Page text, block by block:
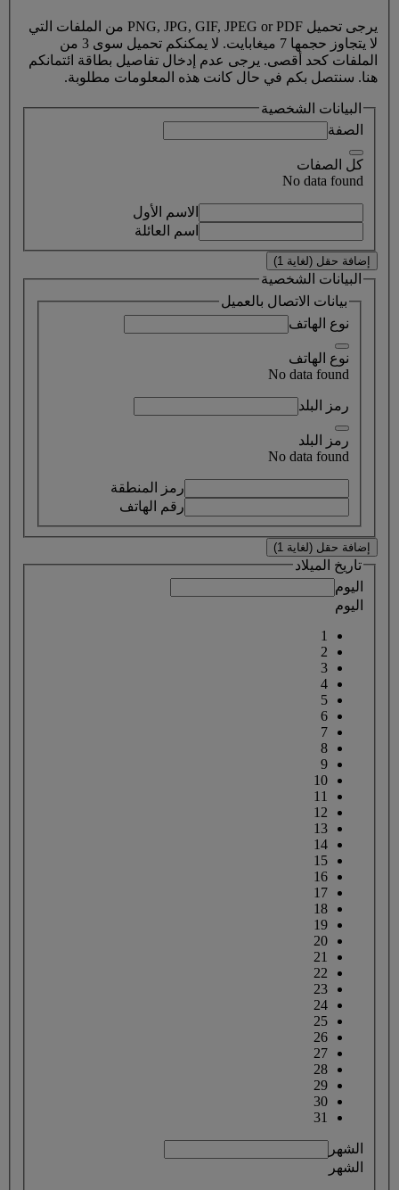
يرجى تحميل PNG, JPG, GIF, JPEG or PDF من الملفات التي
لا يتجاوز حجمها 7 ميغابايت. لا يمكنكم تحميل سوى 3 من
الملفات كحد أقصى. يرجى عدم إدخال تفاصيل بطاقة ائتمانكم
هنا. سنتصل بكم في حال كانت هذه المعلومات مطلوبة.
البيانات الشخصية
الصفة
كل الصفات
No data found
الاسم الأول
اسم العائلة
إضافة حقل (لغاية 1)
البيانات الشخصية
بيانات الاتصال بالعميل
نوع الهاتف
نوع الهاتف
No data found
رمز البلد
رمز البلد
No data found
رمز المنطقة
رقم الهاتف
إضافة حقل (لغاية 1)
تاريخ الميلاد
اليوم
اليوم
1
2
3
4
5
6
7
8
9
10
11
12
13
14
15
16
17
18
19
20
21
22
23
24
25
26
27
28
29
30
31
الشهر
الشهر